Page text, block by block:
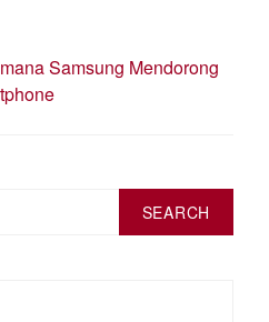
Samsung Mendorong